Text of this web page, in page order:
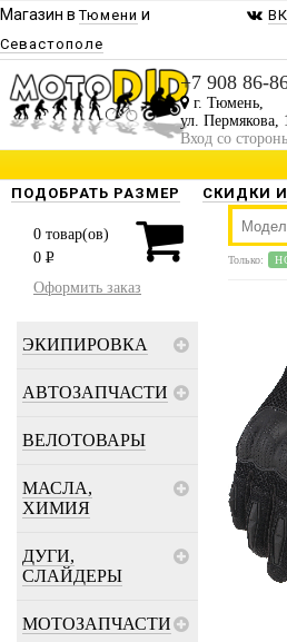
Магазин вТюмени и
Севастополе
+7 908 86-
г. Тюмень,
ул. Пермякова,
Вход со
ПОДОБРАТЬ РАЗМЕР
СКИДКИ
0 товар(ов)
0 P
Оформить заказ
ЭКИПИРОВКА
АВТОЗАПЧАСТИ
ВЕЛОТОВАРЫ
МАСЛА,
ХИМИЯ
ДУГИ,
СЛАЙДЕРЫ
МОТОЗАПЧАСТИ
Только: